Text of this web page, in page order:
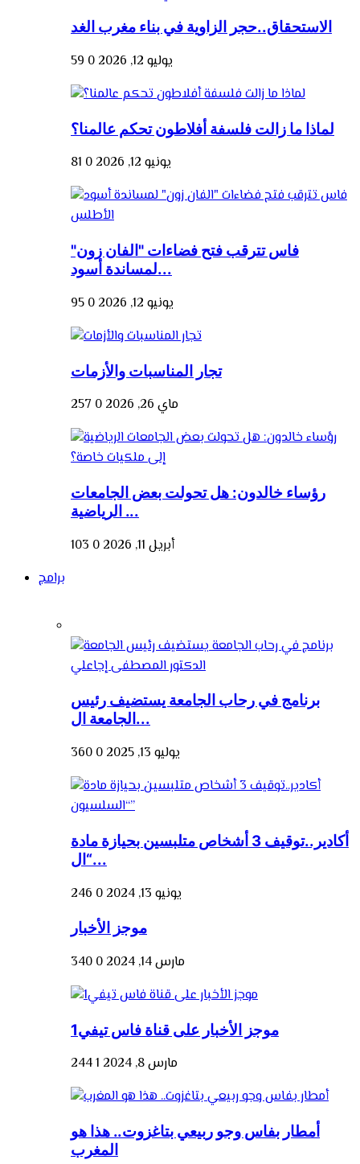
الاستحقاق..حجر الزاوية في بناء مغرب الغد
يوليو 12, 2026 0
59
لماذا ما زالت فلسفة أفلاطون تحكم عالمنا؟
يونيو 12, 2026 0
81
فاس تترقب فتح فضاءات "الفان زون"
لمساندة أسود...
يونيو 12, 2026 0
95
تجار المناسبات والأزمات
ماي 26, 2026 0
257
رؤساء خالدون: هل تحولت بعض الجامعات
الرياضية ...
أبريل 11, 2026 0
103
برامج
برنامج في رحاب الجامعة يستضيف رئيس
الجامعة ال...
يوليو 13, 2025 0
360
أكادير..توقيف 3 أشخاص متلبسين بحيازة مادة
“ال...
يونيو 13, 2024 0
246
موجز الأخبار
مارس 14, 2024 0
340
موجز الأخبار على قناة فاس تيفي1
مارس 8, 2024 1
244
أمطار بفاس وجو ربيعي بتاغزوت.. هذا هو
المغرب